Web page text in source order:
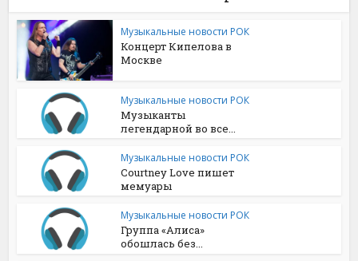
Музыкальные новости РОК
Концерт Кипелова в
Москве
Музыкальные новости РОК
Музыканты
легендарной во все...
Музыкальные новости РОК
Courtney Love пишет
мемуары
Музыкальные новости РОК
Группа «Алиса»
обошлась без...